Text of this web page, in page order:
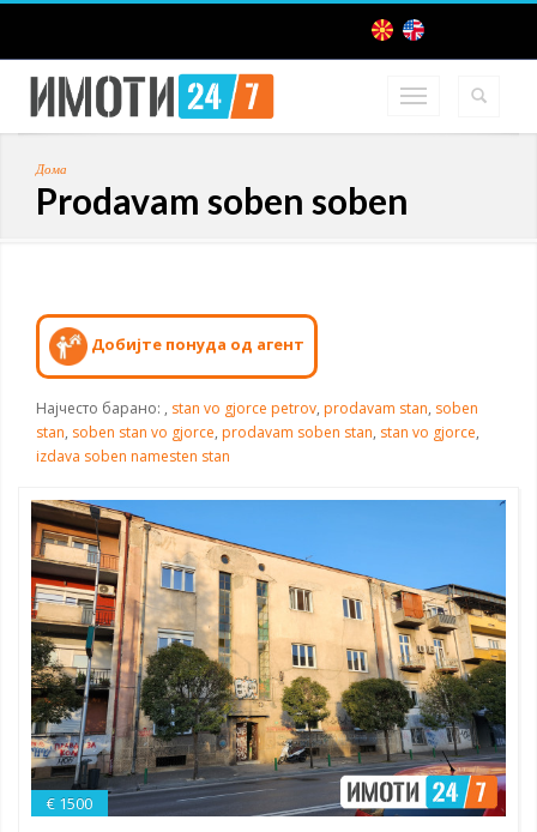
Дома
Prodavam soben soben
Добијте понуда од агент
Најчесто барано: , stan vo gjorce petrov, prodavam stan, soben
stan, soben stan vo gjorce, prodavam soben stan, stan vo gjorce,
izdava soben namesten stan
€ 1500